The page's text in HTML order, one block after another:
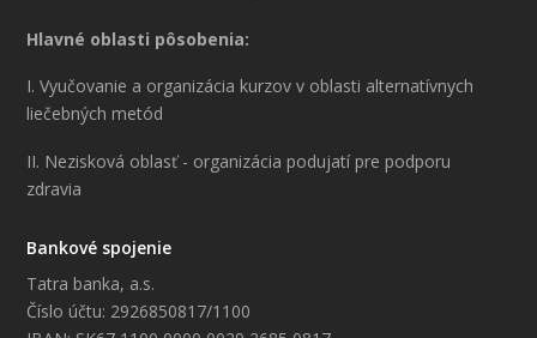
Hlavné oblasti pôsobenia:
I. Vyučovanie a organizácia kurzov v oblasti alternatívnych
liečebných metód
II. Nezisková oblasť - organizácia podujatí pre podporu
zdravia
Bankové spojenie
Tatra banka, a.s.
Číslo účtu: 2926850817/1100